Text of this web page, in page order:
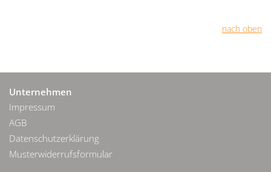
nach oben
Unternehmen
Impressum
AGB
Datenschutzerklärung
Musterwiderrufsformular